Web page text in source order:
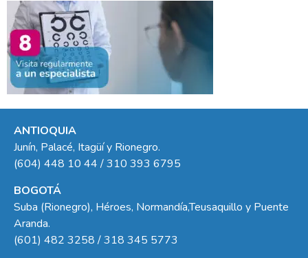
ANTIOQUIA
Junín, Palacé, Itagüí y Rionegro.
(604) 448 10 44 / 310 393 6795
BOGOTÁ
Suba (Rionegro), Héroes, Normandía,Teusaquillo y Puente
Aranda.
(601) 482 3258 / 318 345 5773